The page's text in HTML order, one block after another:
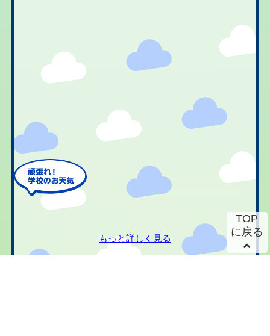
もっと詳しく見る
TOP
に戻る